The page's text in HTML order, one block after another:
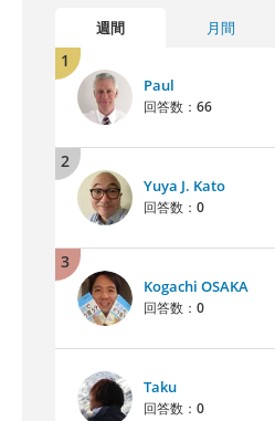
週間 月間
1
Paul
回答数： 66
2
Yuya J. Kato
回答数： 0
3
Kogachi OSAKA
回答数： 0
Taku
回答数： 0